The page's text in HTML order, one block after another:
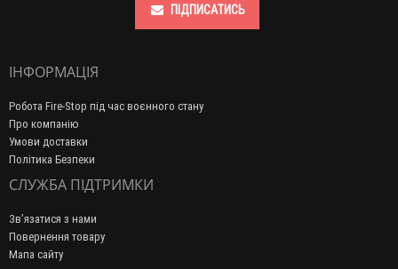
ПІДПИСАТИСЬ
ІНФОРМАЦІЯ
Робота Fire-Stop під час воєнного стану
Про компанію
Умови доставки
Політика Безпеки
СЛУЖБА ПІДТРИМКИ
Зв’язатися з нами
Повернення товару
Мапа сайту